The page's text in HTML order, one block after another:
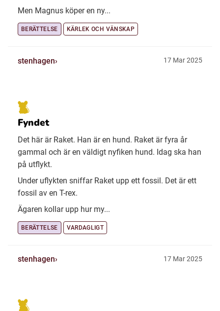
Men Magnus köper en ny...
BERÄTTELSE KÄRLEK OCH VÄNSKAP
stenhagen 17 Mar 2025
Fyndet
Det här är Raket. Han är en hund. Raket är fyra år
gammal och är en väldigt nyfiken hund. Idag ska han
på utflykt.
Under uflykten sniffar Raket upp ett fossil. Det är ett
fossil av en T-rex.
Ägaren kollar upp hur my...
BERÄTTELSE VARDAGLIGT
stenhagen 17 Mar 2025